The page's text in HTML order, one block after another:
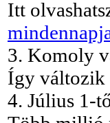
Itt
3. Komoly
Így változik
4. Július 1-